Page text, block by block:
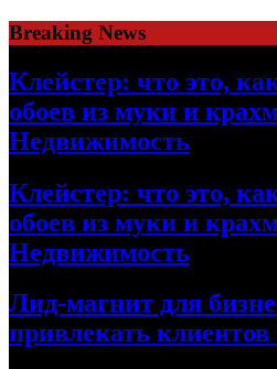
Skip
to
content
Breaking News
Клейстер: что это,
обоев из муки и
Недвижимость
Клейстер: что это,
обоев из муки и
Недвижимость
Лид-магнит для
привлекать клиентов